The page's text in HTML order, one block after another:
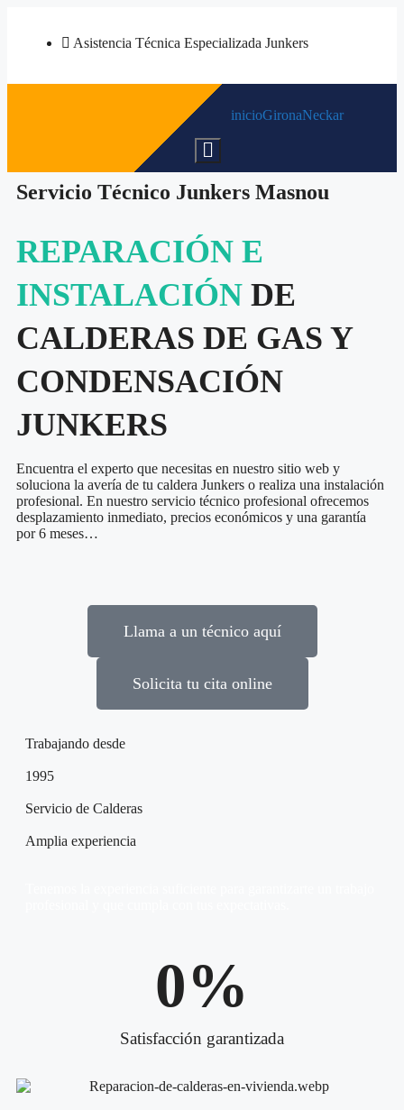
Asistencia Técnica Especializada Junkers
inicioGironaNeckar
Menú conmutador hamburguesa
Servicio Técnico Junkers Masnou
REPARACIÓN E
INSTALACIÓN DE
CALDERAS DE GAS Y
CONDENSACIÓN
JUNKERS
Encuentra el experto que necesitas en nuestro sitio web y
soluciona la avería de tu caldera Junkers o realiza una instalación
profesional. En nuestro servicio técnico profesional ofrecemos
desplazamiento inmediato, precios económicos y una garantía
por 6 meses…
Llama a un técnico aquí
Solicita tu cita online
Trabajando desde
1995
Servicio de Calderas
Amplia experiencia
Satisfacción garantizada
0%